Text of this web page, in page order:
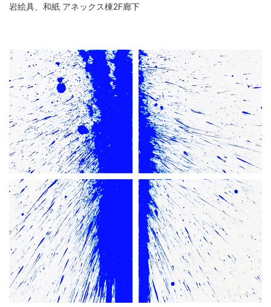
岩絵具、和紙 アネックス棟2F廊下